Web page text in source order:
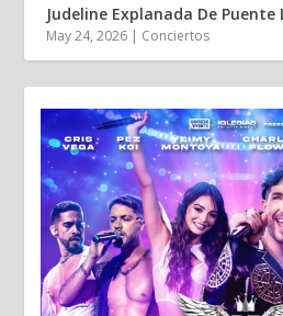
Judeline Explanada De Puente
May 24, 2026 | Conciertos